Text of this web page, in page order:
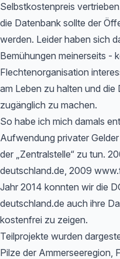
Selbstkostenpreis
die Datenbank sollte der
werden. Leider haben sich
Bemühungen meinerseits -
Flechtenorganisation
am Leben zu halten und
zugänglich zu machen.
So habe ich mich damals
Aufwendung privater
der „Zentralstelle“ zu tun.
deutschland.de, 2009
Jahr 2014 konnten wir die
deutschland.de auch ihre
kostenfrei zu zeigen.
Teilprojekte wurden
Pilze der Ammerseeregion,